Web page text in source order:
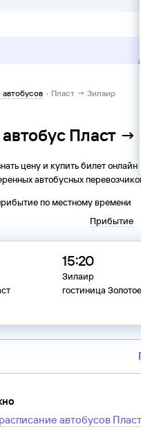
· Пласт → Зилаир
Пласт →
цену и купить билет онлайн
автобусных
по местному времени
Прибытие
15:20
Зилаир
гостиница
расписание автобусов Пласт